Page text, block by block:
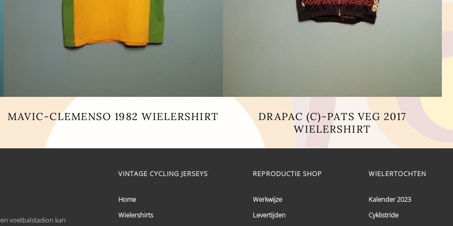
MAVIC-CLEMENSO 1982 WIELERSHIRT
heeft
Deze
kan
gekozen
worden
DRAPAC (C)-PATS VEG 2017
WIELERSHIRT
voetbalstadion kan
VINTAGE CYCLING JERSEYS
Home
Wielershirts
REPRODUCTIE SHOP
Werkwijze
Levertijden
WIELERTOCHTEN
Kalender 2023
Cyklistride